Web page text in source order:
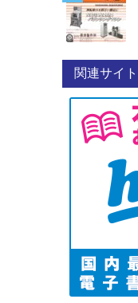
関連サイト